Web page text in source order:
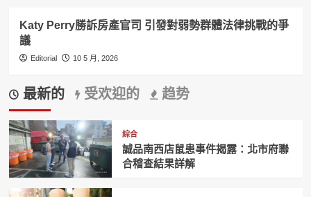
Katy Perry勝訴房產官司 引發對弱勢群體法律挑戰的爭
議
Editorial 10 5 月, 2026
最新的 受欢迎的 趋势
綜合
誠品南西店鼠患事件揭露：北市府聯
合稽查結果詳解